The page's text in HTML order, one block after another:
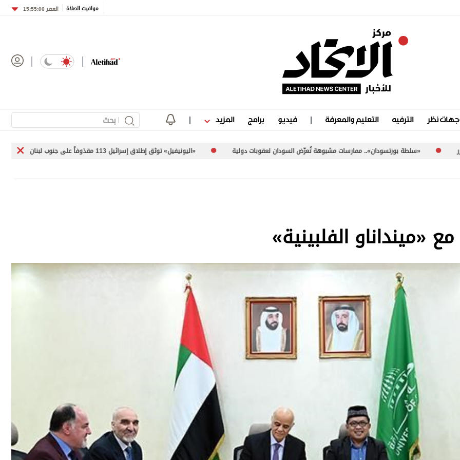
مواقيت الصلاة العصر 15:55:00
نظر الترفيه التعليم والمعرفة فيديو برامج المزيد
ممارسات مشبوهة تُعرّض السودان لعقوبات دولية «اليونيفيل» توثق إطلاق إسرائيل 113 مقذوفاً على جنوب لبنان محللون وخبراء
«مينداناو الفلبينية»